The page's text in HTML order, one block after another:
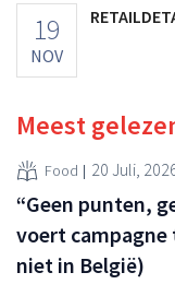
19
NOV
Meest
Food 20 Juli,
“Geen punten,
voert
niet in België)